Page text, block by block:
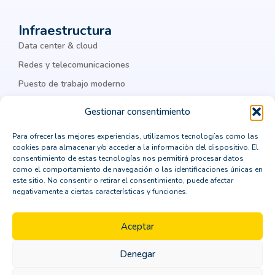
Gestionar consentimiento
Para ofrecer las mejores experiencias, utilizamos tecnologías como las
cookies para almacenar y/o acceder a la información del dispositivo. El
consentimiento de estas tecnologías nos permitirá procesar datos
como el comportamiento de navegación o las identificaciones únicas en
este sitio. No consentir o retirar el consentimiento, puede afectar
negativamente a ciertas características y funciones.
Aceptar
Denegar
ciberseguridad corporativa
Cisco Meraki
Citrix
cloud computing
cloud privada
colaboración
Colaboración Empresarial
como integrar un ERP
comprar un crm vertical
computación en la nube
consejos para la transformación digital
consultoría
contenedores Dockers
continuidad de negocio
Infraestructura
Data center & cloud
Redes y telecomunicaciones
Puesto de trabajo moderno
Legal
Política de privacidad
Política de cookies
Aviso Legal
Política de seguridad
Copyright © 2026 ORBIT | Todos los derechos